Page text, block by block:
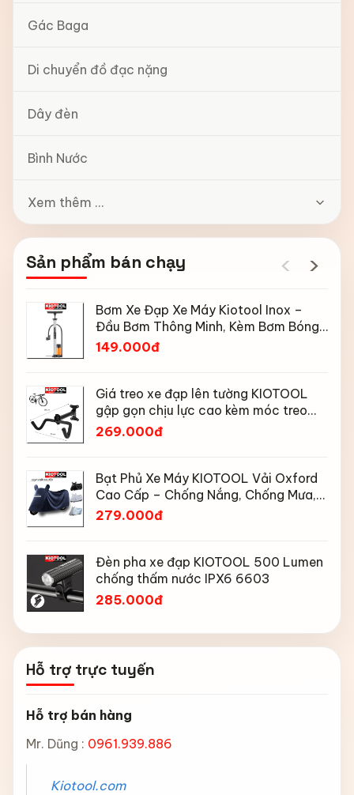
Gác Baga
Di chuyển đồ đạc nặng
Dây đèn
Bình Nước
Xem thêm ...
Sản phẩm bán chạy ‹ ›
Bơm Xe Đạp Xe Máy Kiotool Inox –
Đầu Bơm Thông Minh, Kèm Bơm Bóng,
Đồng Hồ 160 PSI
149.000đ
Giá treo xe đạp lên tường KIOTOOL
gập gọn chịu lực cao kèm móc treo
mũ bảo hiểm
269.000đ
Bạt Phủ Xe Máy KIOTOOL Vải Oxford
Cao Cấp – Chống Nắng, Chống Mưa,
Chống Bụi, Chống Tia UV, Có Phản
279.000đ
Đèn pha xe đạp KIOTOOL 500 Lumen
chống thấm nước IPX6 6603
285.000đ
Hỗ trợ trực tuyến
Hỗ trợ bán hàng
Mr. Dũng : 0961.939.886
Kiotool.com